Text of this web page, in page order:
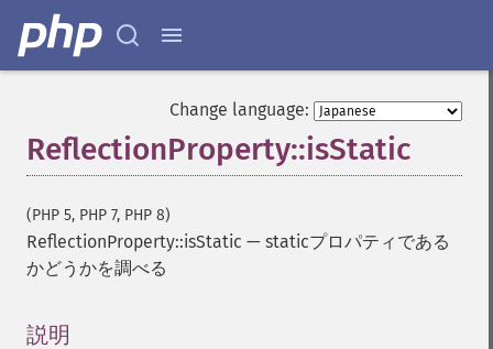
Change language:
ReflectionProperty::isStatic
(PHP 5, PHP 7, PHP 8)
ReflectionProperty::isStatic — staticプロパティである
かどうかを調べる
説明